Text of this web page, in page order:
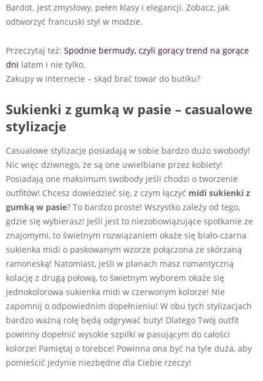
Bardot. Jest zmysłowy, pełen klasy i elegancji. Zobacz, jak
odtworzyć francuski styl w modzie.
Przeczytaj też: Spodnie bermudy, czyli gorący trend na gorące
dni latem i nie tylko.
Zakupy w internecie – skąd brać towar do butiku?
Sukienki z gumką w pasie – casualowe
stylizacje
Casualowe stylizacje posiadają w sobie bardzo dużo swobody!
Nic więc dziwnego, że są one uwielbiane przez kobiety!
Posiadają one maksimum swobody jeśli chodzi o tworzenie
outfitów! Chcesz dowiedzieć się, z czym łączyć midi sukienki z
gumką w pasie? To bardzo proste! Wszystko zależy od tego,
gdzie się wybierasz! Jeśli jest to niezobowiązujące spotkanie ze
znajomymi, to świetnym rozwiązaniem okaże się biało-czarna
sukienka midi o paskowanym wzorze połączona ze skórzaną
ramoneską! Natomiast, jeśli w planach masz romantyczną
kolację z drugą połową, to świetnym wyborem okaże się
jednokolorowa sukienka midi w czerwonym kolorze! Nie
zapomnij o odpowiednim dopełnieniu! W obu tych stylizacjach
bardzo ważną rolę będą odgrywać buty! Dlatego Twój outfit
powinny dopełnić wysokie szpilki w pasującym do całości
kolorze! Pamiętaj o torebce! Powinna ona być na tyle duża, aby
pomieścić jedynie niezbędne dla Ciebie rzeczy!